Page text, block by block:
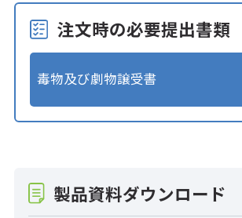
注文時の必要提出書類
毒物及び劇物譲受書
製品資料ダウンロード